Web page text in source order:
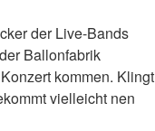
der Live-Bands
Ballonfabrik
kommen. Klingt
vielleicht nen